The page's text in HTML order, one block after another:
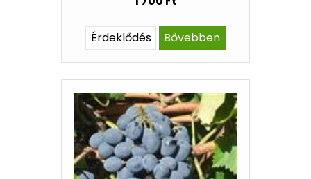
Érdeklődés Bővebben